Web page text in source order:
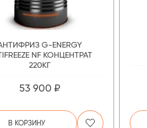
G-ENERGY
NF КОНЦЕНТРАТ
220КГ
53 900 ₽
В КОРЗИНУ